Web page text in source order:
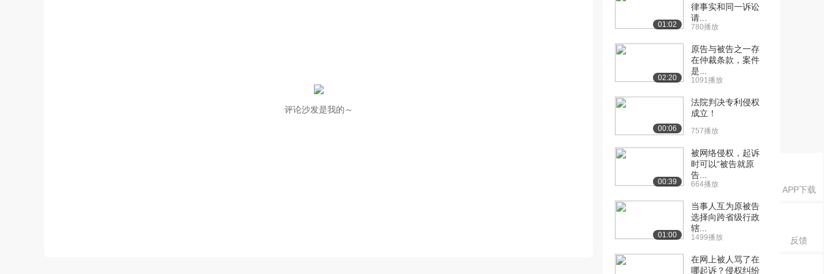
APP下载
反馈
评论沙发是我的～
01:02
律事实和同一诉讼
请...
780播放
02:20
原告与被告之一存
在仲裁条款，案件
是...
1091播放
00:06
法院判决专利侵权
成立！
757播放
00:39
被网络侵权，起诉
时可以“被告就原
告...
664播放
01:00
当事人互为原被告
选择向跨省级行政
辖...
1499播放
在网上被人骂了在
哪起诉？侵权纠纷